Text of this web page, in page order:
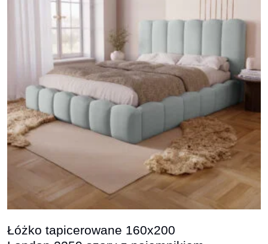
Łóżko tapicerowane 160x200